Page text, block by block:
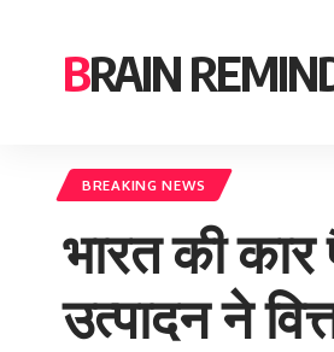
BRAIN
BREAKING NEWS
भारत की
उत्पादन ने